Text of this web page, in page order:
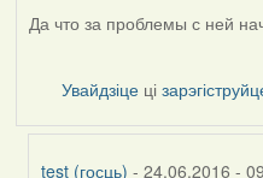
Да что за проблемы с ней
Увайдзіце ці
test (госць) - 24.06.2016 -